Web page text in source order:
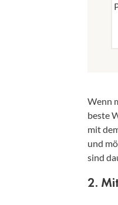
Wenn
beste
mit
und
sind
2.